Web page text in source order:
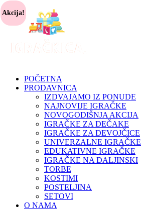
POČETNA
PRODAVNICA
IZDVAJAMO IZ PONUDE
NAJNOVIJE IGRAČKE
NOVOGODIŠNJA AKCIJA
IGRAČKE ZA DEČAKE
IGRAČKE ZA DEVOJČICE
UNIVERZALNE IGRAČKE
EDUKATIVNE IGRAČKE
IGRAČKE NA DALJINSKI
TORBE
KOSTIMI
POSTELJINA
SETOVI
O NAMA
Akcija!